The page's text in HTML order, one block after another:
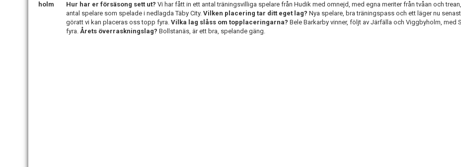
holm
Hur har er försäsong sett ut? Vi har fått in ett antal träningsvilliga spelare från Hudik med omnejd, med egna meriter från tvåan och
antal spelare som spelade i nedlagda Täby City. Vilken placering tar ditt eget lag? Nya spelare, bra träningspass och ett läger nu
göratt vi kan placeras oss topp fyra. Vilka lag slåss om topplaceringarna? Bele Barkarby vinner, följt av Järfälla och Viggbyholm, med
fyra. Årets överraskningslag? Bollstanäs, är ett bra, spelande gäng.